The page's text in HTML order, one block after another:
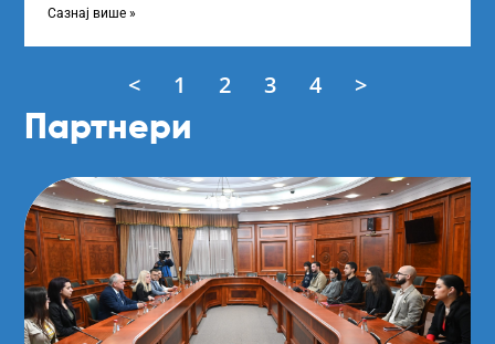
Сазнај више »
< 1 2 3 4 >
Партнери